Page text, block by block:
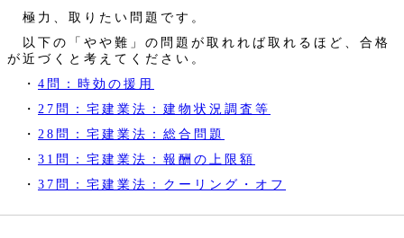
極力、取りたい問題です。
以下の「やや難」の問題が取れれば取れるほど、合格
が近づくと考えてください。
・ 4問：時効の援用
・ 27問：宅建業法：建物状況調査等
・ 28問：宅建業法：総合問題
・ 31問：宅建業法：報酬の上限額
・ 37問：宅建業法：クーリング・オフ